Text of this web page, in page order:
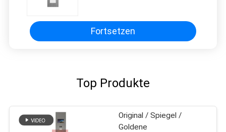
Fortsetzen
Top Produkte
Original / Spiegel /
Goldene